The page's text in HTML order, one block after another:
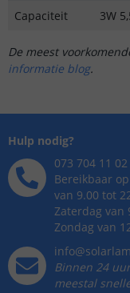
Capaciteit 3W
De meest
informatie blog.
Hulp nodig?
073 704 11 02
Bereikbaar
van 9.00 tot
Zaterdag van
Zondag van
Binnen 24
meestal